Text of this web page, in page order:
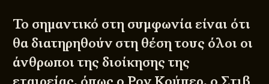
Το σημαντικό στη συμφωνία είναι ότι
θα διατηρηθούν στη θέση τους όλοι οι
άνθρωποι της διοίκησης της